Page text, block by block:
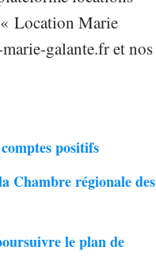
Location Marie
galante.fr et nos
positifs
Chambre régionale des
le plan de